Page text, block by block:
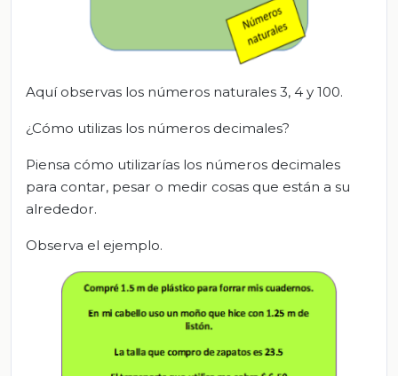
Aquí observas los números naturales 3, 4 y 100.
¿Cómo utilizas los números decimales?
Piensa cómo utilizarías los números decimales
para contar, pesar o medir cosas que están a su
alrededor.
Observa el ejemplo.